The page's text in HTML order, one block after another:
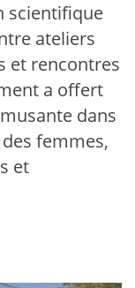
scientifique
ateliers
et rencontres
a offert
dans
femmes,
et